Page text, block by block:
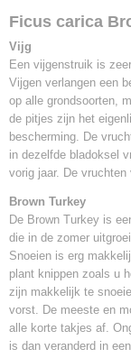
Bruto gewicht
Ficus carica
Vijg
Een vijgenstruik is
Vijgen verlangen een
op alle grondsoorten,
de pitjes zijn het
bescherming. De
in dezelfde bladoksel
vorig jaar. De
Brown Turkey
De Brown Turkey is
die in de zomer
Snoeien is erg
plant knippen zoals u
zijn makkelijk te
vorst. De meeste en
alle korte takjes af.
is dan veranderd in